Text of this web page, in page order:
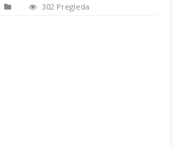
302 Pregleda